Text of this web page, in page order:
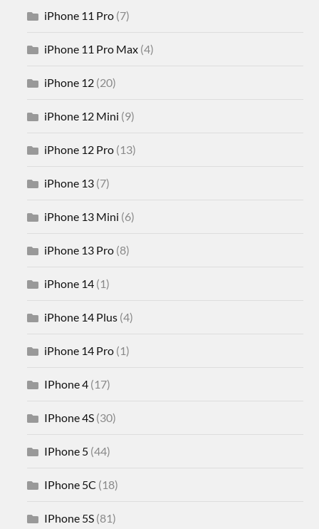
iPhone 11 Pro (7)
iPhone 11 Pro Max (4)
iPhone 12 (20)
iPhone 12 Mini (9)
iPhone 12 Pro (13)
iPhone 13 (7)
iPhone 13 Mini (6)
iPhone 13 Pro (8)
iPhone 14 (1)
iPhone 14 Plus (4)
iPhone 14 Pro (1)
IPhone 4 (17)
IPhone 4S (30)
IPhone 5 (44)
IPhone 5C (18)
IPhone 5S (81)